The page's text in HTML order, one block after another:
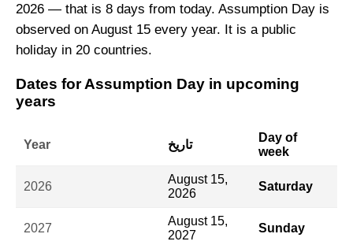
2026 — that is 8 days from today. Assumption Day is
observed on August 15 every year. It is a public
holiday in 20 countries.
Dates for Assumption Day in upcoming
years
Year تاريخ
Day of
week
2026
August 15,
2026
Saturday
2027
August 15,
2027
Sunday